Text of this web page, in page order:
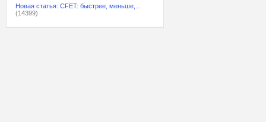
Новая статья: CFET: быстрее, меньше,...
(14399)